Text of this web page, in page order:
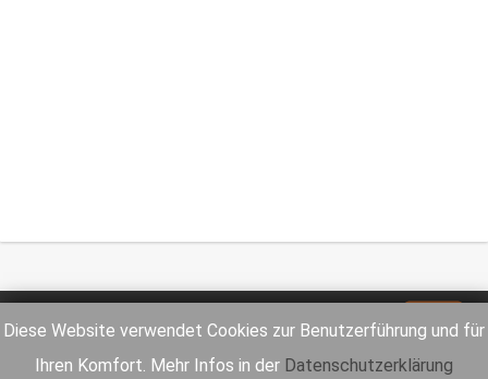
Diese Website verwendet Cookies zur Benutzerführung und für
Ihren Komfort. Mehr Infos in der Datenschutzerklärung